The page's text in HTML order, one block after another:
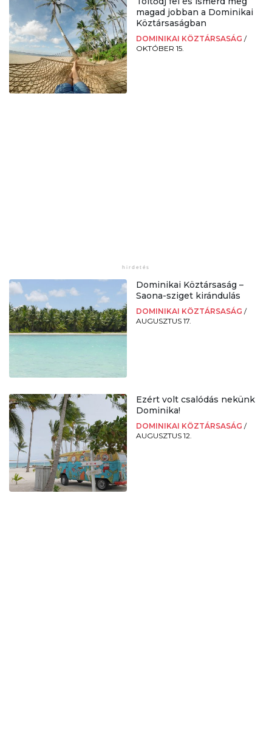
magad jobban a Dominikai
Köztársaságban
DOMINIKAI KÖZTÁRSASÁG /
OKTÓBER 15.
Dominikai Köztársaság –
Saona-sziget kirándulás
DOMINIKAI KÖZTÁRSASÁG /
AUGUSZTUS 17.
Ezért volt csalódás nekünk
Dominika!
DOMINIKAI KÖZTÁRSASÁG /
AUGUSZTUS 12.